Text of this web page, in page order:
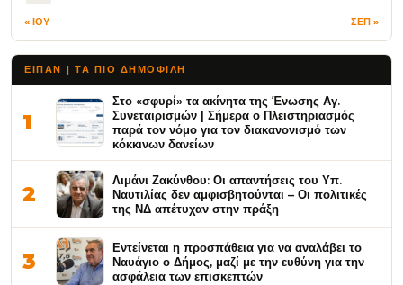
« ΙΟΥ ΣΕΠ »
ΕΙΠΑΝ | ΤΑ ΠΙΟ ΔΗΜΟΦΙΛΉ
1
Στο «σφυρί» τα ακίνητα της Ένωσης Αγ.
Συνεταιρισμών | Σήμερα ο Πλειστηριασμός
παρά τον νόμο για τον διακανονισμό των
κόκκινων δανείων
2
Λιμάνι Ζακύνθου: Οι απαντήσεις του Υπ.
Ναυτιλίας δεν αμφισβητούνται – Οι πολιτικές
της ΝΔ απέτυχαν στην πράξη
3
Εντείνεται η προσπάθεια για να αναλάβει το
Ναυάγιο ο Δήμος, μαζί με την ευθύνη για την
ασφάλεια των επισκεπτών